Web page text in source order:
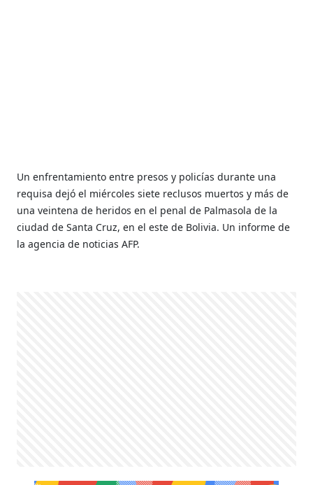
Un enfrentamiento entre presos y policías durante una
requisa dejó el miércoles siete reclusos muertos y más de
una veintena de heridos en el penal de Palmasola de la
ciudad de Santa Cruz, en el este de Bolivia. Un informe de
la agencia de noticias AFP.